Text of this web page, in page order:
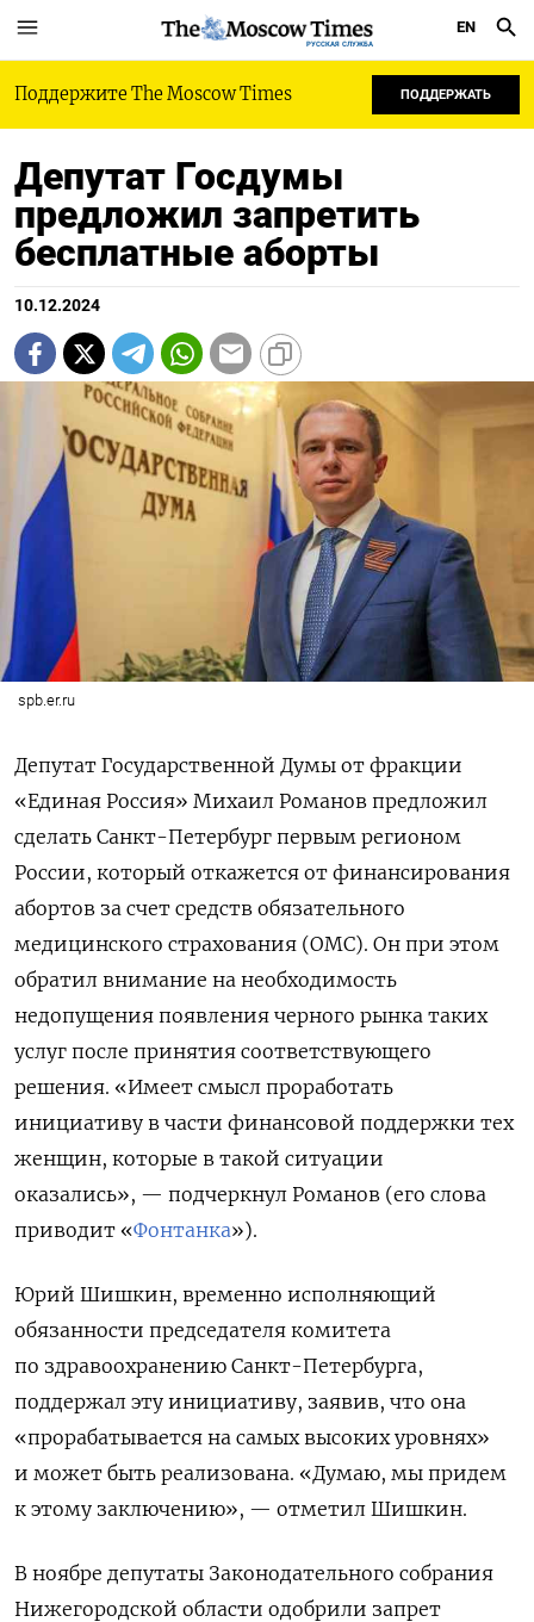
РУССКАЯ СЛУЖБА
EN
Поддержите The Moscow Times ПОДДЕРЖАТЬ
Депутат Госдумы
предложил запретить
бесплатные аборты
10.12.2024
spb.er.ru
Депутат Государственной Думы от фракции
«Единая Россия» Михаил Романов предложил
сделать Санкт-Петербург первым регионом
России, который откажется от финансирования
абортов за счет средств обязательного
медицинского страхования (ОМС). Он при этом
обратил внимание на необходимость
недопущения появления черного рынка таких
услуг после принятия соответствующего
решения. «Имеет смысл проработать
инициативу в части финансовой поддержки тех
женщин, которые в такой ситуации
оказались», — подчеркнул Романов (его слова
приводит «Фонтанка»).
Юрий Шишкин, временно исполняющий
обязанности председателя комитета
по здравоохранению Санкт-Петербурга,
поддержал эту инициативу, заявив, что она
«прорабатывается на самых высоких уровнях»
и может быть реализована. «Думаю, мы придем
к этому заключению», — отметил Шишкин.
В ноябре депутаты Законодательного собрания
Нижегородской области одобрили запрет